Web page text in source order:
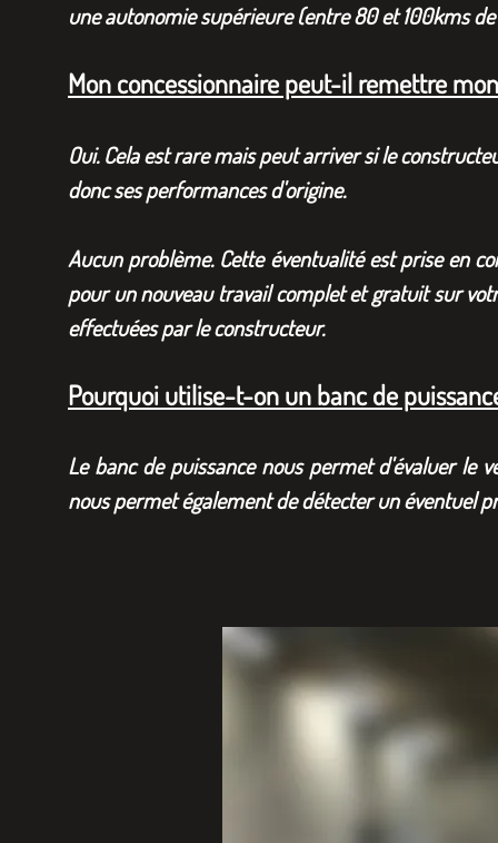
une autonomie supérieure (entre 80 et 100kms
Mon concessionnaire peut-il remettre
Oui. Cela est rare mais peut arriver si le
donc ses performances d'origine.
Aucun problème. Cette éventualité est prise en
pour un nouveau travail complet et gratuit sur
effectuées par le constructeur.
Pourquoi utilise-t-on un banc de
Le banc de puissance nous permet d'évaluer le
nous permet également de détecter un éventuel